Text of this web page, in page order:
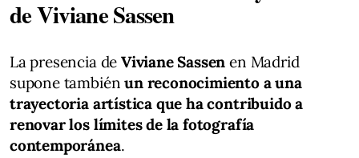
de Viviane Sassen
La presencia de Viviane Sassen en Madrid
supone tambiénun reconocimiento a una
trayectoria artística que ha contribuido a
renovar los límites de la fotografía
contemporánea.